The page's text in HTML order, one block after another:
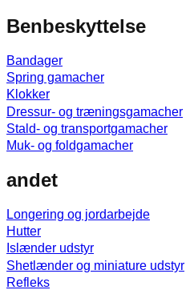
Benbeskyttelse
Bandager
Spring gamacher
Klokker
Dressur- og træningsgamacher
Stald- og transportgamacher
Muk- og foldgamacher
andet
Longering og jordarbejde
Hutter
Islænder udstyr
Shetlænder og miniature udstyr
Refleks